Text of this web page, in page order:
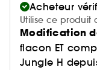
Acheteur
Utilise ce produit
Modification
flacon ET
Jungle H